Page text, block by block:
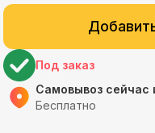
Под заказ
Самовывоз сейчас
Бесплатно